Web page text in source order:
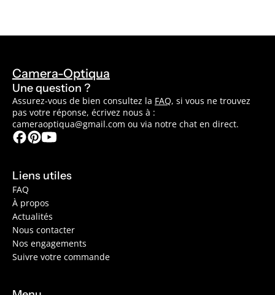
Camera-Optiqua
Une question ?
Assurez-vous de bien consultez la FAQ, si vous ne trouvez
pas votre réponse, écrivez nous à :
cameraoptiqua@gmail.com ou via notre chat en direct.
Liens utiles
FAQ
À propos
Actualités
Nous contacter
Nos engagements
Suivre votre commande